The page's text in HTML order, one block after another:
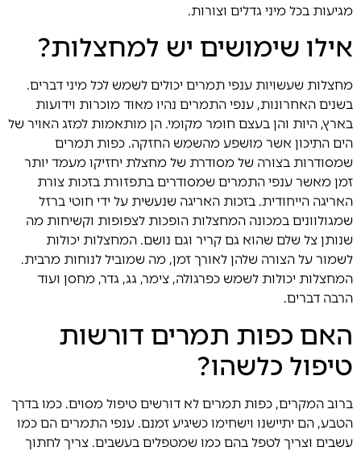
מגיעות בכל מיני גדלים וצורות.
אילו שימושים יש למחצלות?
מחצלות שעשויות ענפי תמרים יכולים לשמש לכל מיני דברים.
בשנים האחרונות, ענפי התמרים נהיו מאוד מוכרות וידועות
בארץ, היות והן בעצם חומר מקומי. הן מותאמות למזג האויר של
הים התיכון אשר מושפע מהשמש החזקה. כפות תמרים
שמסודרות בצורה של מסודרת של מחצלת יחזיקו מעמד יותר
זמן מאשר ענפי התמרים שמסודרים בתפזורת בזכות צורת
האריגה הייחודית. בזכות האריגה שנעשית על ידי חוטי ברזל
שמגולוונים במכונה המחצלות הופכות לצפופות וקשיחות מה
שנותן צל שלם שהוא גם קריר וגם נושם. המחצלות יכולות
לשמור על הצורה שלהן לאורך זמן, מה שמוביל לנוחות מרבית.
המחצלות יכולות לשמש כפרגולה, צימר, גג, גדר, מחסן ועוד
הרבה דברים.
האם כפות תמרים דורשות
טיפול כלשהו?
ברוב המקרים, כפות תמרים לא דורשים טיפול מסוים. כמו בדרך
הטבע, הם יתיישנו וישחימו כשיגיע זמנם. ענפי התמרים הם כמו
עשבים וצריך לטפל בהם כמו שמטפלים בעשבים. צריך לחתוך